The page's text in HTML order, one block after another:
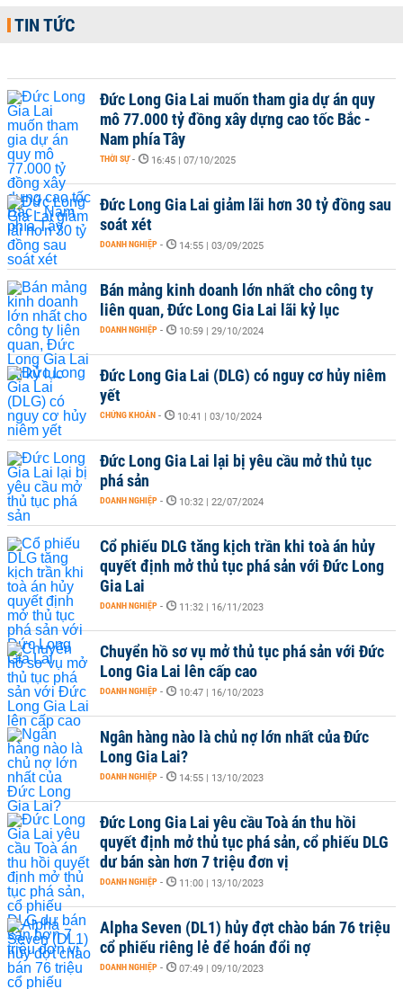
TIN TỨC
Đức Long Gia Lai muốn tham gia dự án quy
mô 77.000 tỷ đồng xây dựng cao tốc Bắc -
Nam phía Tây
THỜI SỰ - 16:45 | 07/10/2025
Đức Long Gia Lai giảm lãi hơn 30 tỷ đồng sau
soát xét
DOANH NGHIỆP - 14:55 | 03/09/2025
Bán mảng kinh doanh lớn nhất cho công ty
liên quan, Đức Long Gia Lai lãi kỷ lục
DOANH NGHIỆP - 10:59 | 29/10/2024
Đức Long Gia Lai (DLG) có nguy cơ hủy niêm
yết
CHỨNG KHOÁN - 10:41 | 03/10/2024
Đức Long Gia Lai lại bị yêu cầu mở thủ tục
phá sản
DOANH NGHIỆP - 10:32 | 22/07/2024
Cổ phiếu DLG tăng kịch trần khi toà án hủy
quyết định mở thủ tục phá sản với Đức Long
Gia Lai
DOANH NGHIỆP - 11:32 | 16/11/2023
Chuyển hồ sơ vụ mở thủ tục phá sản với Đức
Long Gia Lai lên cấp cao
DOANH NGHIỆP - 10:47 | 16/10/2023
Ngân hàng nào là chủ nợ lớn nhất của Đức
Long Gia Lai?
DOANH NGHIỆP - 14:55 | 13/10/2023
Đức Long Gia Lai yêu cầu Toà án thu hồi
quyết định mở thủ tục phá sản, cổ phiếu DLG
dư bán sàn hơn 7 triệu đơn vị
DOANH NGHIỆP - 11:00 | 13/10/2023
Alpha Seven (DL1) hủy đợt chào bán 76 triệu
cổ phiếu riêng lẻ để hoán đổi nợ
DOANH NGHIỆP - 07:49 | 09/10/2023